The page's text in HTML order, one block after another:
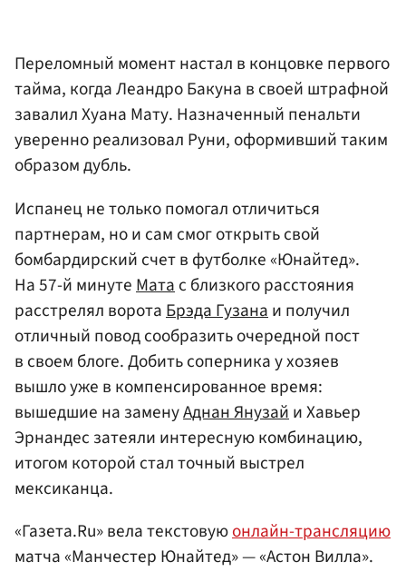
Переломный момент настал в концовке первого
тайма, когда Леандро Бакуна в своей штрафной
завалил Хуана Мату. Назначенный пенальти
уверенно реализовал Руни, оформивший таким
образом дубль.
Испанец не только помогал отличиться
партнерам, но и сам смог открыть свой
бомбардирский счет в футболке «Юнайтед».
На 57-й минутеМатас близкого расстояния
расстрелял воротаБрэда Гузанаи получил
отличный повод сообразить очередной пост
в своем блоге. Добить соперника у хозяев
вышло уже в компенсированное время:
вышедшие на заменуАднан Янузайи Хавьер
Эрнандес затеяли интересную комбинацию,
итогом которой стал точный выстрел
мексиканца.
«Газета.Ru» вела текстовуюонлайн-трансляцию
матча «Манчестер Юнайтед» — «Астон Вилла».